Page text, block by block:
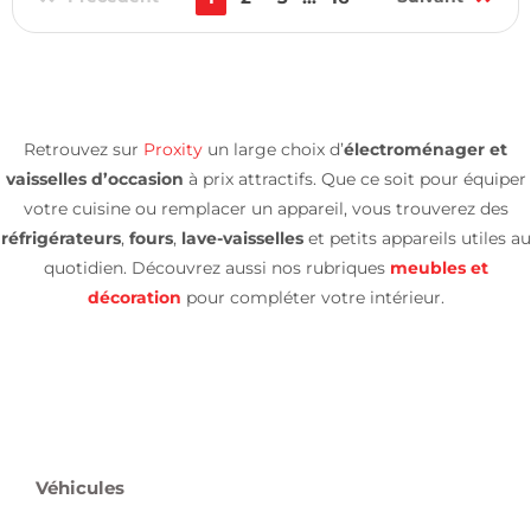
Retrouvez sur Proxity un large choix d’électroménager et
vaisselles d’occasion à prix attractifs. Que ce soit pour équiper
votre cuisine ou remplacer un appareil, vous trouverez des
réfrigérateurs, fours,lave-vaisselleset petits appareils utiles au
quotidien. Découvrez aussi nos rubriques meubles et
décoration pour compléter votre intérieur.
Véhicules